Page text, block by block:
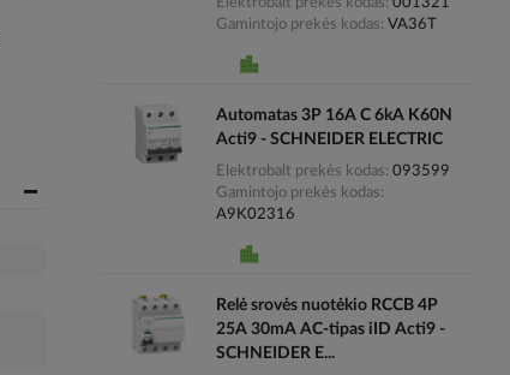
Gamintojo prekės kodas VA36T
Automatas 3P 16A C 6kA K60N
Acti9 - SCHNEIDER ELECTRIC
Elektrobalt prekės kodas 093599
Gamintojo prekės kodas
A9K02316
Relė srovės nuotėkio RCCB 4P
25A 30mA AC-tipas iID Acti9 -
SCHNEIDER E...